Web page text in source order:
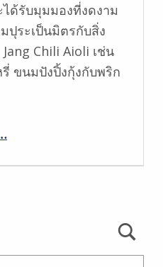
ด้รับมุมมองที่งดงาม
ปุระเป็นมิตรกับสิ่ง
Chili Aioli เช่น
ขนมปังปิ้งกุ้งกับพริก
ฉันยินดีและเต็มรูปแบบเช่นเดียวกับที่ฉันน้ำลายไหล”